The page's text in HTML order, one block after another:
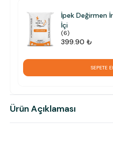
İpek Değirmen
İçi
(6)
399.90 ₺
SEPETE
Ürün Açıklaması